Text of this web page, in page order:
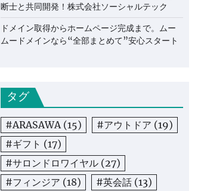
断士と共同開発！株式会社ソーシャルテック
ドメイン取得からホームページ完成まで。ムー
ムードメインなら“全部まとめて”安心スタート
タグ
#ARASAWA(15) #アウトドア (19)
#ギフト (17)
#サロンドロワイヤル (27)
#フィンジア (18) #英会話 (13)